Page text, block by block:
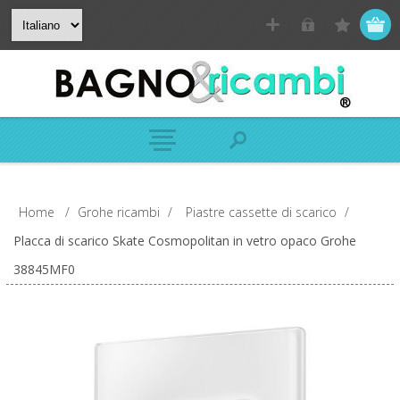
Home / Grohe ricambi / Piastre cassette di scarico /
Placca di scarico Skate Cosmopolitan in vetro opaco Grohe
38845MF0